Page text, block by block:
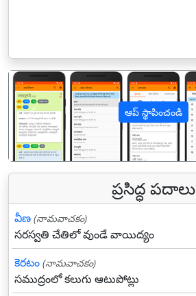
ఆప్ స్థాపించండి
पिछला
ప్రసిద్ధ పదాలు
వీణ (నామవాచకం)
సరస్వతి చేతిలో వుండే వాయిద్యం
కెరటం (నామవాచకం)
సముద్రంలో కలుగు ఆటుపోట్లు